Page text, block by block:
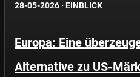
28-05-2026 · EINBLICK
Europa: Eine
Alternative zu US-